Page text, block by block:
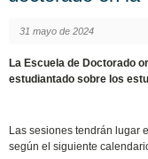
31 mayo de 2024
La Escuela de Doctorado
estudiantado sobre los
Las sesiones tendrán lugar
según el siguiente